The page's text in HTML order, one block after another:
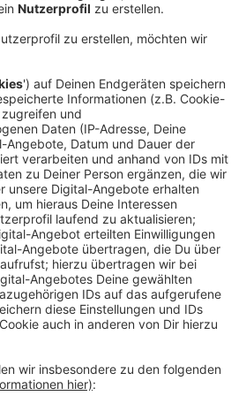
wächst auch der LKW-Verkehr
Perspektivisch soll sich
Lastwagen von derzeit 25 fast
Anwohner hatten sich gegen
gewehrt und mehrere
gesammelt. Von der
heißt es: Grundsätzlich
Erweiterungs-Entscheidung
Entscheidung habe viel zu lange
war bereit an einen
es habe sich aber